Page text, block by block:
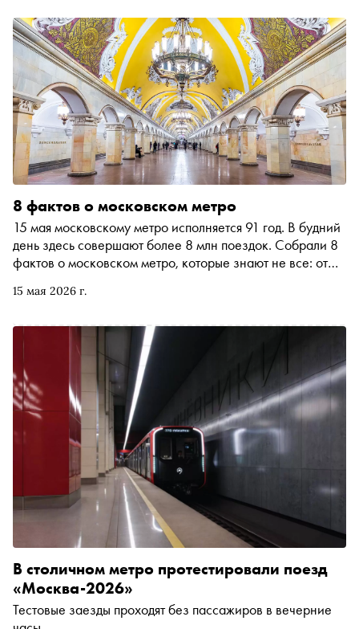
15 мая 2026 г.
8 фактов о московском метро
15 мая московскому метро исполняется 91 год. В будний
день здесь совершают более 8 млн поездок. Собрали 8
фактов о московском метро, которые знают не все: от
которые когда-то принимали пятикопеечные монеты
В столичном метро протестировали поезд
«Москва-2026»
Тестовые заезды проходят без пассажиров в вечерние